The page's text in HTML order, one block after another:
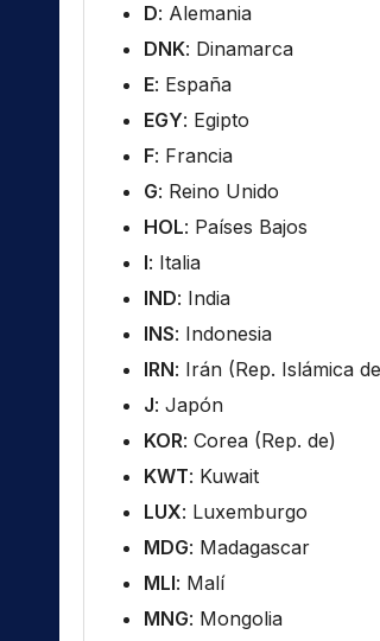
D: Alemania
DNK: Dinamarca
E: España
EGY: Egipto
F: Francia
G: Reino Unido
HOL: Países Bajos
I: Italia
IND: India
INS: Indonesia
IRN: Irán (Rep. Islámica
J: Japón
KOR: Corea (Rep. de)
KWT: Kuwait
LUX: Luxemburgo
MDG: Madagascar
MLI: Malí
MNG: Mongolia